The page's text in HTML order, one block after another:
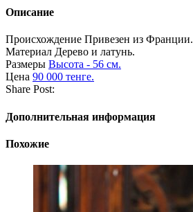
Описание
Происхождение Привезен из Франции.
Материал Дерево и латунь.
Размеры Высота - 56 см.
Цена 90 000 тенге.
Share Post:
Дополнительная информация
Похожие